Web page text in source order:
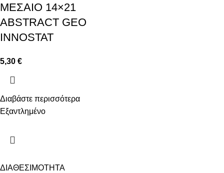
ΔΙΑΘΕΣΙΜΟΤΗΤΑ
ΜΕΣΑΙΟ 14×21
ABSTRACT GEO
INNOSTAT
5,30 €
Διαβάστε περισσότερα
Εξαντλημένο